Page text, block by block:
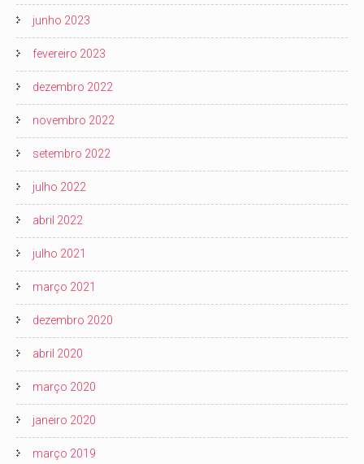
junho 2023
fevereiro 2023
dezembro 2022
novembro 2022
setembro 2022
julho 2022
abril 2022
julho 2021
março 2021
dezembro 2020
abril 2020
março 2020
janeiro 2020
março 2019